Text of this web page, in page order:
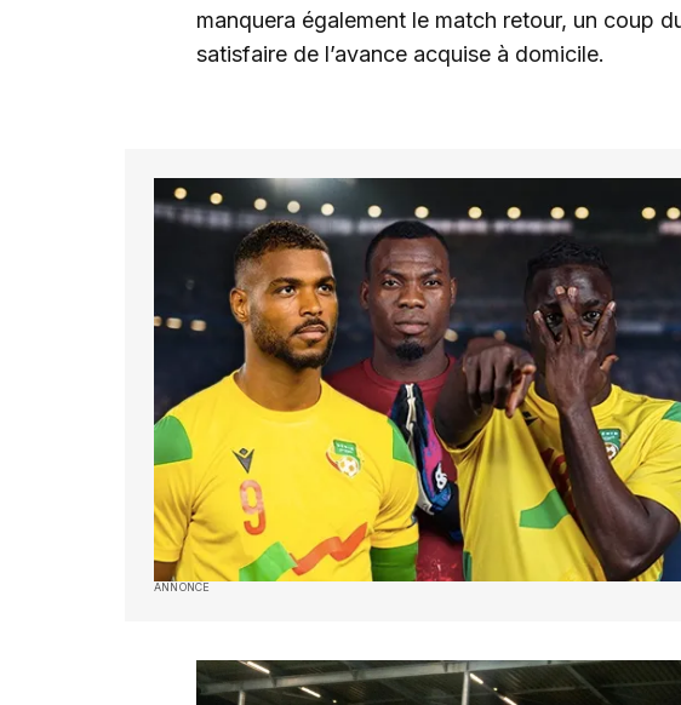
manquera également le match retour, un coup
satisfaire de l’avance acquise à domicile.
ANNONCE